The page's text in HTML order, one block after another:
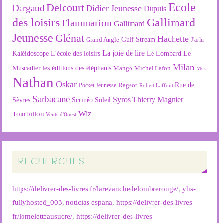
Dargaud Delcourt Didier Jeunesse Dupuis Ecole
des loisirsFlammarion Gallimard Gallimard
Jeunesse Glénat Grand Angle Gulf Stream Hachette J'ai lu
Kaléidoscope L'école des loisirs La joie de lire Le Lombard Le
Muscadier les éditions des éléphants Mango Michel Lafon Milan Msk
Nathan Oskar Pocket Jeunesse Rageot Robert Laffont Rue de
Sèvres Sarbacane Scrinéo Soleil Syros Thierry Magnier
Tourbillon Vents d'Ouest Wiz
RECHERCHES
https://delivrer-des-livres fr/larevanchedelombrerouge/,yhs-
fullyhosted_003,noticias espana,https://delivrer-des-livres
fr/lomeletteausucre/,https://delivrer-des-livres